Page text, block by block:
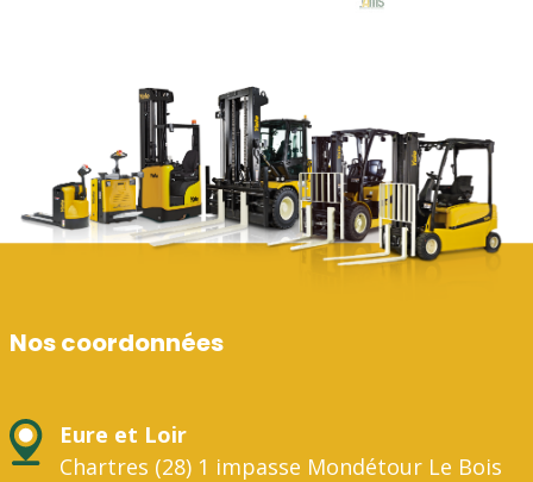
Nos coordonnées
Eure et Loir
Chartres (28) 1 impasse Mondétour Le Bois